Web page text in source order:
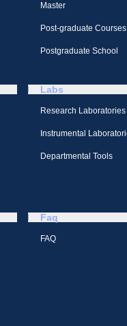
Master
Post-graduate Courses
Postgraduate School
Labs
Research Laboratories
Instrumental
Departmental Tools
Faq
FAQ